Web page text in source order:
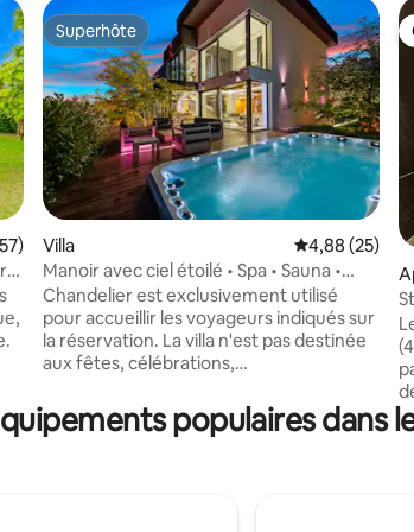
moyenne sur la base de 57 commentaires :
Superhôte
Superhôte
Villa Évaluation
4,88 (25)
Manoir avec ciel étoilé • Spa • Sauna •
Jardin
Chandelier est exclusivement utilisé
pour accueillir les voyageurs indiqués sur
la réservation. La villa n'est pas destinée
aux fêtes, célébrations,
commerciaux ou privés, et les visiteurs
de personnes extérieures à lapopulaires dans